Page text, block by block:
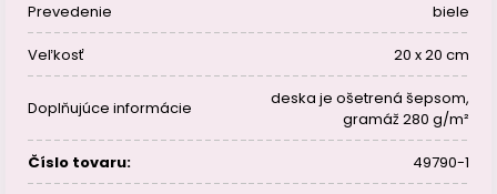
Prevedenie biele
Veľkosť 20 x 20 cm
Doplňujúce informácie
deska je ošetrená šepsom,
gramáž 280 g/m²
Číslo tovaru: 49790-1